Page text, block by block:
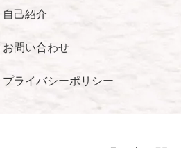
自己紹介
お問い合わせ
プライバシーポリシー